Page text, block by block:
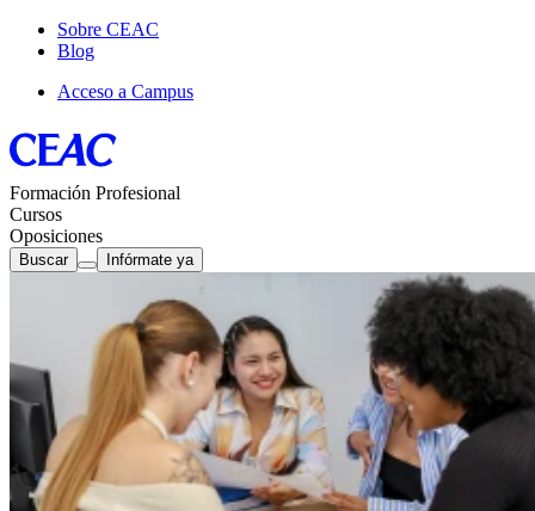
Sobre CEAC
Blog
Acceso a Campus
Formación Profesional
Cursos
Oposiciones
Buscar Infórmate ya